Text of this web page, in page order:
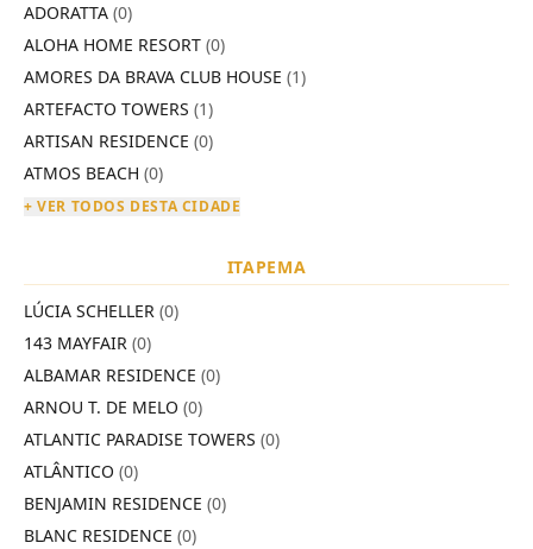
ADORATTA (0)
ALOHA HOME RESORT (0)
AMORES DA BRAVA CLUB HOUSE (1)
ARTEFACTO TOWERS (1)
ARTISAN RESIDENCE (0)
ATMOS BEACH (0)
+ VER TODOS DESTA CIDADE
ITAPEMA
LÚCIA SCHELLER (0)
143 MAYFAIR (0)
ALBAMAR RESIDENCE (0)
ARNOU T. DE MELO (0)
ATLANTIC PARADISE TOWERS (0)
ATLÂNTICO (0)
BENJAMIN RESIDENCE (0)
BLANC RESIDENCE (0)